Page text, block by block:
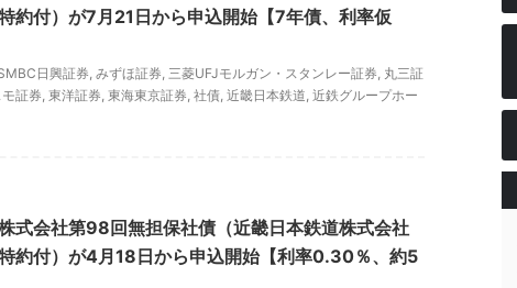
約付）が7月21日から申込開始【7年債、利率仮
日興証券, みずほ証券, 三菱UFJモルガン・スタンレー証券, 丸三証
証券, 東洋証券, 東海東京証券, 社債, 近畿日本鉄道, 近鉄グループホー
式会社第98回無担保社債（近畿日本鉄道株式会社
約付）が4月18日から申込開始【利率0.30％、約5